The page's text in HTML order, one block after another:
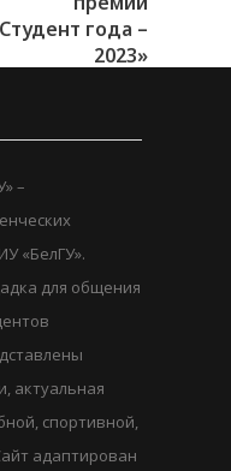
года –
2023»
–
«БелГУ».
для общения
актуальная
спортивной,
адаптирован